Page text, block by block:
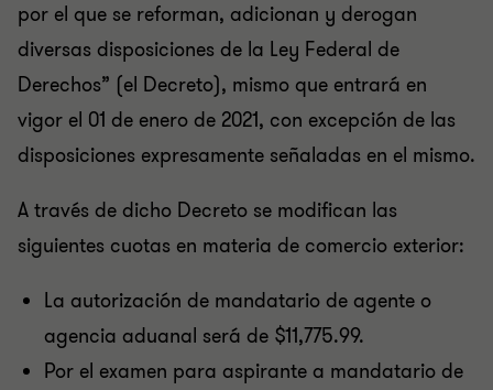
por el que se reforman, adicionan y derogan
diversas disposiciones de la Ley Federal de
Derechos” (el Decreto), mismo que entrará en
vigor el 01 de enero de 2021, con excepción de las
disposiciones expresamente señaladas en el mismo.
A través de dicho Decreto se modifican las
siguientes cuotas en materia de comercio exterior:
La autorización de mandatario de agente o
agencia aduanal será de $11,775.99.
Por el examen para aspirante a mandatario de